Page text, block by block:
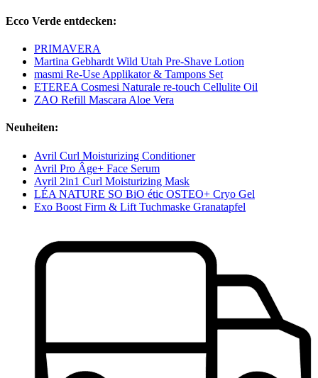
Ecco Verde entdecken:
PRIMAVERA
Martina Gebhardt Wild Utah Pre-Shave Lotion
masmi Re-Use Applikator & Tampons Set
ETEREA Cosmesi Naturale re-touch Cellulite Oil
ZAO Refill Mascara Aloe Vera
Neuheiten:
Avril Curl Moisturizing Conditioner
Avril Pro Âge+ Face Serum
Avril 2in1 Curl Moisturizing Mask
LÉA NATURE SO BiO étic OSTEO+ Cryo Gel
Exo Boost Firm & Lift Tuchmaske Granatapfel